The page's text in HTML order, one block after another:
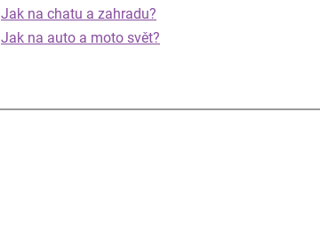
Jak na chatu a zahradu?
Jak na auto a moto svět?